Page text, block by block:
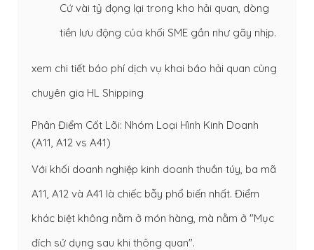
Cứ vài tỷ đọng lại trong kho hải quan, dòng
tiền lưu động của khối SME gần như gãy nhịp.
xem chi tiết báo phí dịch vụ khai báo hải quan cùng
chuyên gia HL Shipping
Phân Điểm Cốt Lõi: Nhóm Loại Hình Kinh Doanh
(A11, A12 vs A41)
Với khối doanh nghiệp kinh doanh thuần túy, ba mã
A11, A12 và A41 là chiếc bẫy phổ biến nhất. Điểm
khác biệt không nằm ở món hàng, mà nằm ở "Mục
đích sử dụng sau khi thông quan".